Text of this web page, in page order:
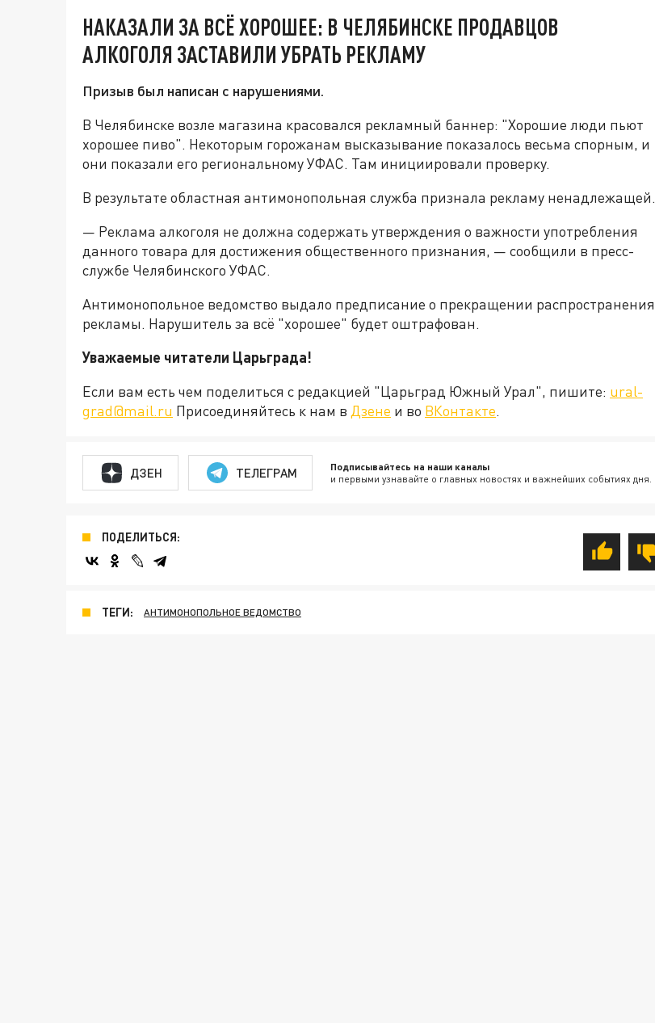
НАКАЗАЛИ ЗА ВСЁ ХОРОШЕЕ: В ЧЕЛЯБИНСКЕ ПРОДАВЦОВ
АЛКОГОЛЯ ЗАСТАВИЛИ УБРАТЬ РЕКЛАМУ
Призыв был написан с нарушениями.
В Челябинске возле магазина красовался рекламный баннер: "Хорошие люди пьют
хорошее пиво". Некоторым горожанам высказывание показалось весьма спорным, и
они показали его региональному УФАС. Там инициировали проверку.
В результате областная антимонопольная служба признала рекламу ненадлежащей.
— Реклама алкоголя не должна содержать утверждения о важности употребления
данного товара для достижения общественного признания, — сообщили в пресс-
службе Челябинского УФАС.
Антимонопольное ведомство выдало предписание о прекращении распространения
рекламы. Нарушитель за всё "хорошее" будет оштрафован.
Уважаемые читатели Царьграда!
Если вам есть чем поделиться с редакцией "Царьград Южный Урал", пишите: ural-
grad@mail.ru Присоединяйтесь к нам в Дзене и во ВКонтакте.
ДЗЕН ТЕЛЕГРАМ Подписывайтесь на наши каналы
и первыми узнавайте о главных новостях и важнейших событиях дня.
ПОДЕЛИТЬСЯ:
ТЕГИ: АНТИМОНОПОЛЬНОЕ ВЕДОМСТВО